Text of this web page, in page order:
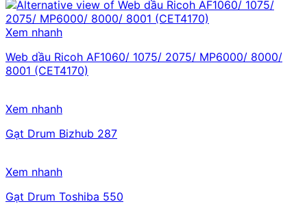
Xem nhanh
Web dầu Ricoh AF1060/ 1075/ 2075/ MP6000/ 8000/
8001 (CET4170)
Xem nhanh
Gạt Drum Bizhub 287
Xem nhanh
Gạt Drum Toshiba 550